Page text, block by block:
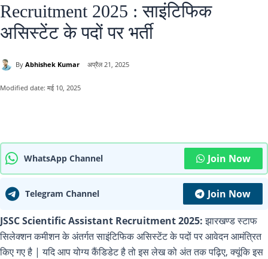
Recruitment 2025 : साइंटिफिक
असिस्टेंट के पदों पर भर्ती
By Abhishek Kumar अप्रैल 21, 2025
Modified date: मई 10, 2025
WhatsApp Channel Join Now
Telegram Channel Join Now
JSSC Scientific Assistant Recruitment 2025:झारखण्ड स्टाफ
सिलेक्शन कमीशन के अंतर्गत साइंटिफिक असिस्टेंट के पदों पर आवेदन आमंत्रित
किए गए है | यदि आप योग्य कैंडिडेट है तो इस लेख को अंत तक पढ़िए, क्यूंकि इस